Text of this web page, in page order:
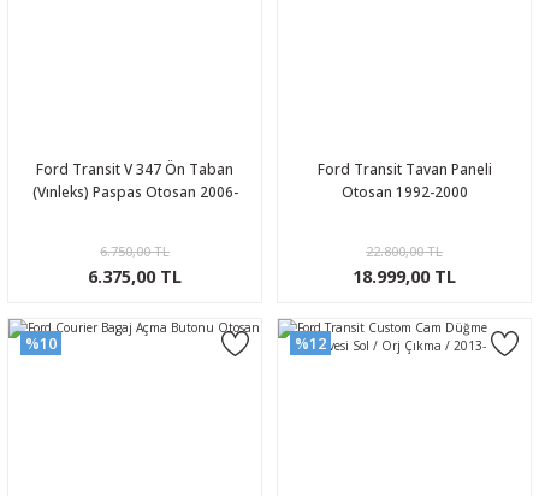
Ford Transit V 347 Ön Taban
(Vınleks) Paspas Otosan 2006-
6.750,00 TL
6.375,00 TL
Ford Transit Tavan Paneli
Otosan 1992-2000
22.800,00 TL
18.999,00 TL
%10 %12